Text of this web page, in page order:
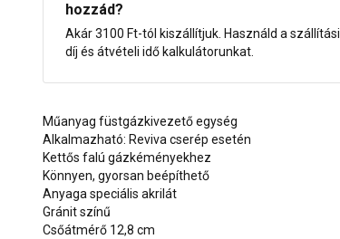
hozzád?
Akár 3100 Ft-tól kiszállítjuk. Használd a szállítási
díj és átvételi idő kalkulátorunkat.
Műanyag füstgázkivezető egység
Alkalmazható: Reviva cserép esetén
Kettős falú gázkéményekhez
Könnyen, gyorsan beépíthető
Anyaga speciális akrilát
Gránit színű
Csőátmérő 12,8 cm